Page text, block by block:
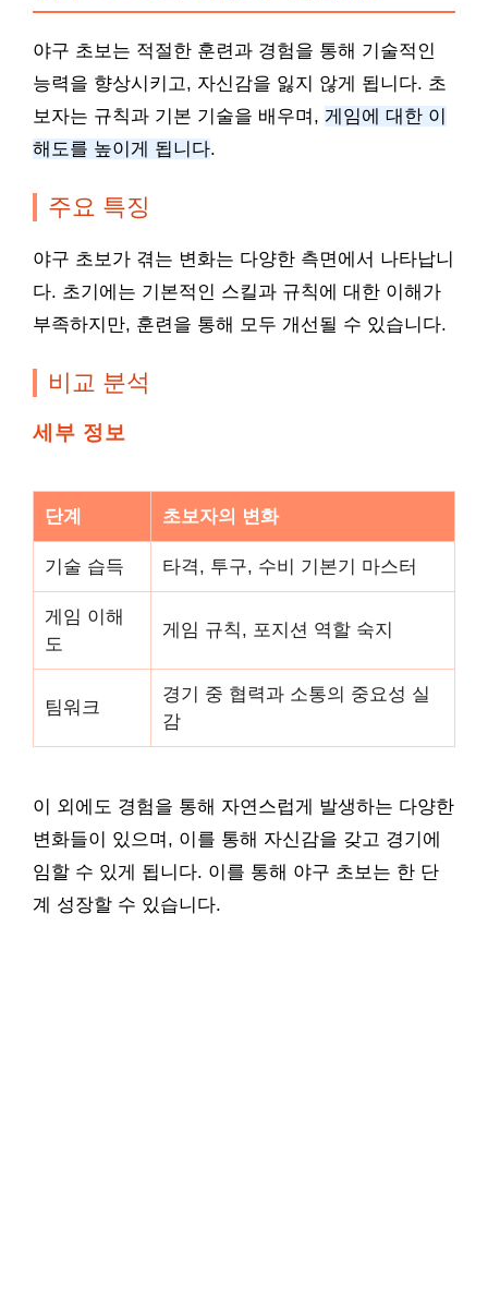
야구 초보는 적절한 훈련과 경험을 통해 기술적인
능력을 향상시키고, 자신감을 잃지 않게 됩니다. 초
보자는 규칙과 기본 기술을 배우며, 게임에 대한 이
해도를 높이게 됩니다.
주요 특징
야구 초보가 겪는 변화는 다양한 측면에서 나타납니
다. 초기에는 기본적인 스킬과 규칙에 대한 이해가
부족하지만, 훈련을 통해 모두 개선될 수 있습니다.
비교 분석
세부 정보
단계 초보자의 변화
기술 습득 타격, 투구, 수비 기본기 마스터
게임 이해
도
게임 규칙, 포지션 역할 숙지
팀워크
경기 중 협력과 소통의 중요성 실
감
이 외에도 경험을 통해 자연스럽게 발생하는 다양한
변화들이 있으며, 이를 통해 자신감을 갖고 경기에
임할 수 있게 됩니다. 이를 통해 야구 초보는 한 단
계 성장할 수 있습니다.